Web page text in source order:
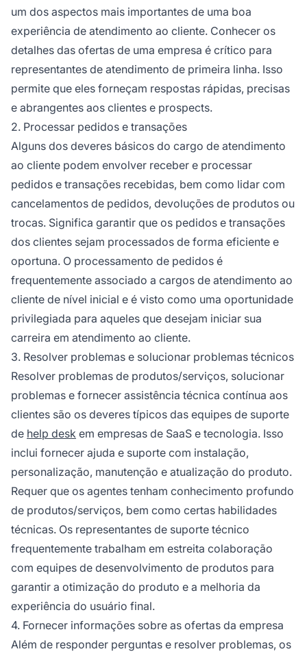
um dos aspectos mais importantes de uma boa
experiência de atendimento ao cliente. Conhecer os
detalhes das ofertas de uma empresa é crítico para
representantes de atendimento de primeira linha. Isso
permite que eles forneçam respostas rápidas, precisas
e abrangentes aos clientes e prospects.
2. Processar pedidos e transações
Alguns dos deveres básicos do cargo de atendimento
ao cliente podem envolver receber e processar
pedidos e transações recebidas, bem como lidar com
cancelamentos de pedidos, devoluções de produtos ou
trocas. Significa garantir que os pedidos e transações
dos clientes sejam processados de forma eficiente e
oportuna. O processamento de pedidos é
frequentemente associado a cargos de atendimento ao
cliente de nível inicial e é visto como uma oportunidade
privilegiada para aqueles que desejam iniciar sua
carreira em atendimento ao cliente.
3. Resolver problemas e solucionar problemas técnicos
Resolver problemas de produtos/serviços, solucionar
problemas e fornecer assistência técnica contínua aos
clientes são os deveres típicos das equipes de suporte
de help desk em empresas de SaaS e tecnologia. Isso
inclui fornecer ajuda e suporte com instalação,
personalização, manutenção e atualização do produto.
Requer que os agentes tenham conhecimento profundo
de produtos/serviços, bem como certas habilidades
técnicas. Os representantes de suporte técnico
frequentemente trabalham em estreita colaboração
com equipes de desenvolvimento de produtos para
garantir a otimização do produto e a melhoria da
experiência do usuário final.
4. Fornecer informações sobre as ofertas da empresa
Além de responder perguntas e resolver problemas, os